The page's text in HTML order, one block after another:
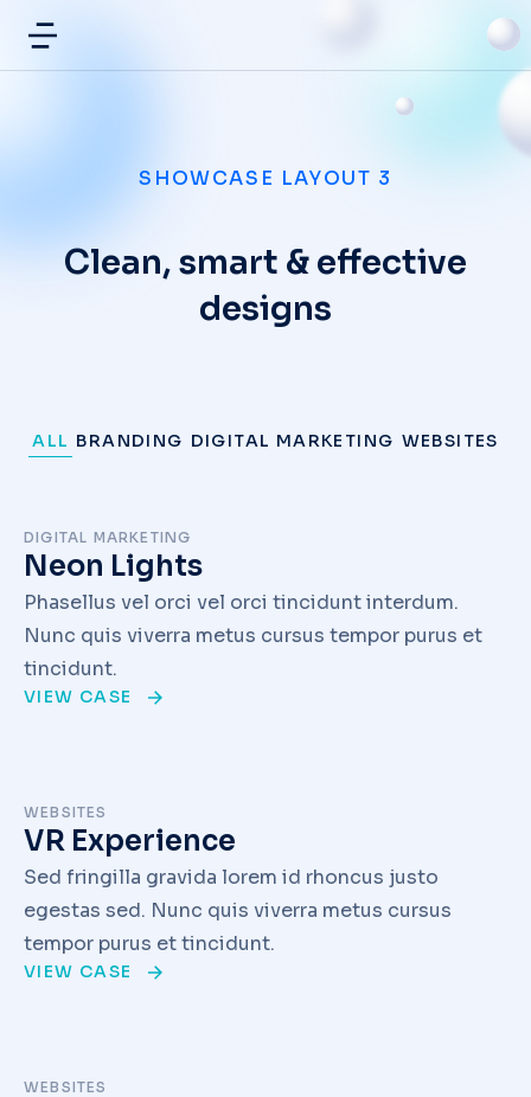
SHOWCASE LAYOUT 3
Clean, smart & effective
designs
ALL BRANDING DIGITAL MARKETING WEBSITES
DIGITAL MARKETING
Neon Lights
Phasellus vel orci vel orci tincidunt interdum.
Nunc quis viverra metus cursus tempor purus et
tincidunt.
VIEW CASE
WEBSITES
VR Experience
Sed fringilla gravida lorem id rhoncus justo
egestas sed. Nunc quis viverra metus cursus
tempor purus et tincidunt.
VIEW CASE
WEBSITES